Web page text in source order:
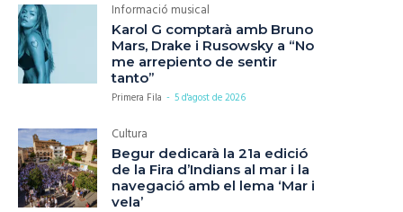
Informació musical
Karol G comptarà amb Bruno
Mars, Drake i Rusowsky a “No
me arrepiento de sentir
tanto”
Primera Fila - 5 d'agost de 2026
Cultura
Begur dedicarà la 21a edició
de la Fira d’Indians al mar i la
navegació amb el lema ‘Mar i
vela’